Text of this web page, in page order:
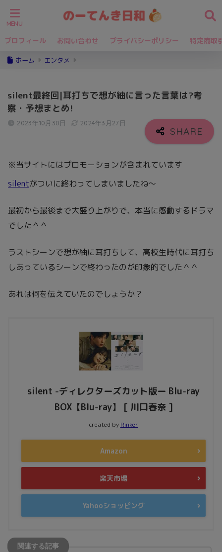
プロフィール お問い合わせ プライバシーポリシー 特定商取
ホーム エンタメ
silent最終回|耳打ちで想が紬に言った言葉は?考
察・予想まとめ!
2023年10月30日 2024年3月27日
※当サイトにはプロモーションが含まれています
silentがついに終わってしまいましたね～
最初から最後まで大盛り上がりで、本当に感動するドラマ
でした＾＾
ラストシーンで想が紬に耳打ちして、高校生時代に耳打ち
しあっているシーンで終わったのが印象的でした＾＾
あれは何を伝えていたのでしょうか？
silent -ディレクターズカット版ー Blu-ray
BOX【Blu-ray】 [ 川口春奈 ]
created by Rinker
Amazon
楽天市場
Yahooショッピング